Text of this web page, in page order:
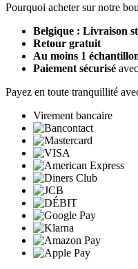
Pourquoi acheter sur notre
Belgique : Livraison
Retour gratuit
Au moins 1
Paiement sécurisé
Payez en toute tranquillité
Virement bancaire